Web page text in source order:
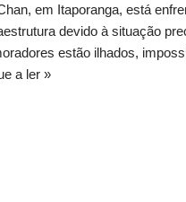
em Itaporanga, está
devido à situação
estão ilhados,
a ler »